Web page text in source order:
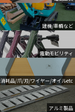
建機/車輌など
電動モビリティ
消耗品/爪/刃/ワイヤー/オイルetc
アルミ製品